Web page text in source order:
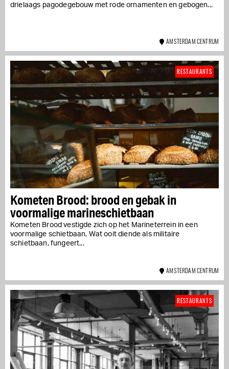
drielaags pagodegebouw met rode ornamenten en gebogen...
AMSTERDAM CENTRUM
Kometen Brood: brood en gebak in
voormalige marineschietbaan
Kometen Brood vestigde zich op het Marineterrein in een
voormalige schietbaan. Wat ooit diende als militaire
schietbaan, fungeert...
RESTAURANTS
AMSTERDAM CENTRUM
RESTAURANTS